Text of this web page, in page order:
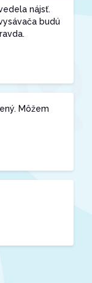
nájsť.
budú
Môžem